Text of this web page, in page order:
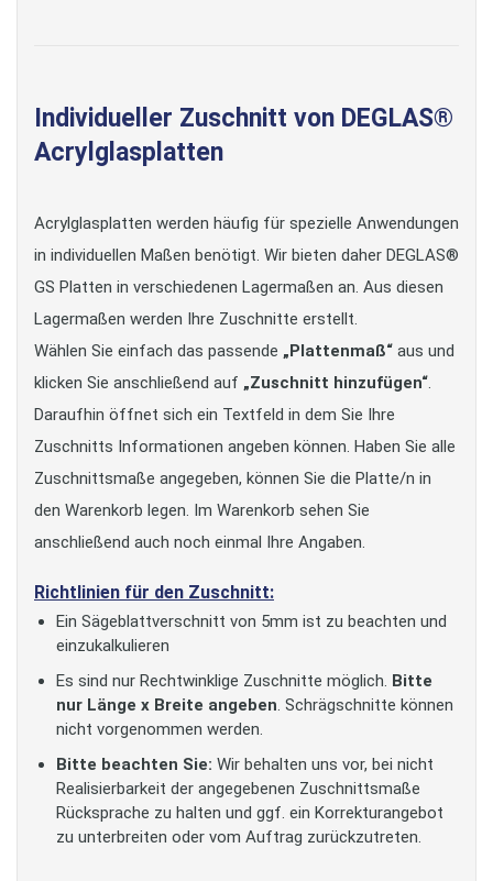
Individueller Zuschnitt von DEGLAS®
Acrylglasplatten
Acrylglasplatten werden häufig für spezielle Anwendungen
in individuellen Maßen benötigt. Wir bieten daher DEGLAS®
GS Platten in verschiedenen Lagermaßen an. Aus diesen
Lagermaßen werden Ihre Zuschnitte erstellt.
Wählen Sie einfach das passende „Plattenmaß“ aus und
klicken Sie anschließend auf „Zuschnitt hinzufügen“.
Daraufhin öffnet sich ein Textfeld in dem Sie Ihre
Zuschnitts Informationen angeben können. Haben Sie alle
Zuschnittsmaße angegeben, können Sie die Platte/n in
den Warenkorb legen. Im Warenkorb sehen Sie
anschließend auch noch einmal Ihre Angaben.
Richtlinien für den Zuschnitt:
Ein Sägeblattverschnitt von 5mm ist zu beachten und
einzukalkulieren
Es sind nur Rechtwinklige Zuschnitte möglich. Bitte
nur Länge x Breite angeben. Schrägschnitte können
nicht vorgenommen werden.
Bitte beachten Sie: Wir behalten uns vor, bei nicht
Realisierbarkeit der angegebenen Zuschnittsmaße
Rücksprache zu halten und ggf. ein Korrekturangebot
zu unterbreiten oder vom Auftrag zurückzutreten.